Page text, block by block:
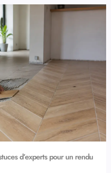
d’experts pour un rendu